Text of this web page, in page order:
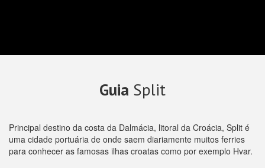
Guia Split
Principal destino da costa da Dalmácia, litoral da Croácia, Split é
uma cidade portuária de onde saem diariamente muitos ferries
para conhecer as famosas ilhas croatas como por exemplo Hvar.